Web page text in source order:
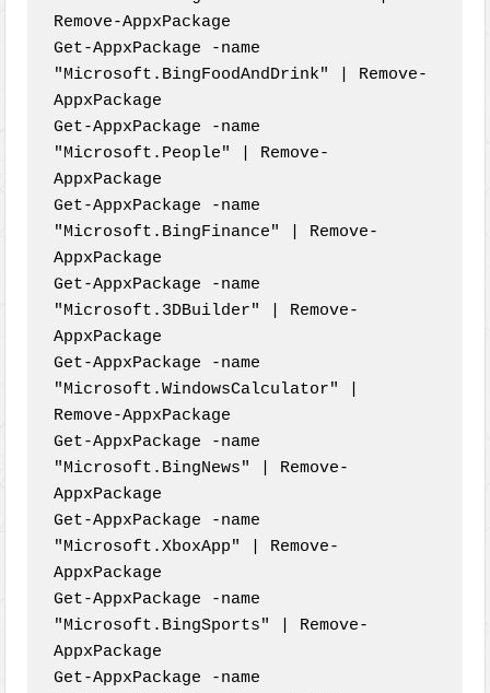
Remove-AppxPackage
Get-AppxPackage -name
"Microsoft.BingFoodAndDrink" | Remove-
AppxPackage
Get-AppxPackage -name
"Microsoft.People" | Remove-
AppxPackage
Get-AppxPackage -name
"Microsoft.BingFinance" | Remove-
AppxPackage
Get-AppxPackage -name
"Microsoft.3DBuilder" | Remove-
AppxPackage
Get-AppxPackage -name
"Microsoft.WindowsCalculator" |
Remove-AppxPackage
Get-AppxPackage -name
"Microsoft.BingNews" | Remove-
AppxPackage
Get-AppxPackage -name
"Microsoft.XboxApp" | Remove-
AppxPackage
Get-AppxPackage -name
"Microsoft.BingSports" | Remove-
AppxPackage
Get-AppxPackage -name